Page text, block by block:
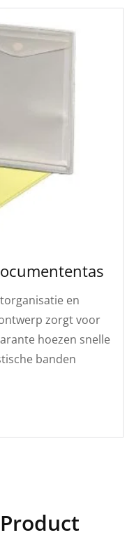
en
zorgt voor
hoezen snelle
banden